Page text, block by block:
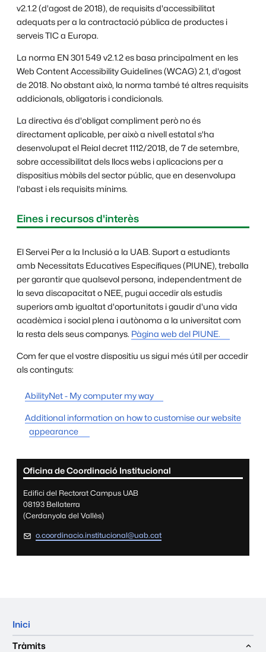
v2.1.2 (d'agost de 2018), de requisits d'accessibilitat
adequats per a la contractació pública de productes i
serveis TIC a Europa.
La norma EN 301 549 v2.1.2 es basa principalment en les
Web Content Accessibility Guidelines (WCAG) 2.1, d'agost
de 2018. No obstant això, la norma també té altres requisits
addicionals, obligatoris i condicionals.
La directiva és d'obligat compliment però no és
directament aplicable, per això a nivell estatal s'ha
desenvolupat el Reial decret 1112/2018, de 7 de setembre,
sobre accessibilitat dels llocs webs i aplicacions per a
dispositius mòbils del sector públic, que en desenvolupa
l'abast i els requisits mínims.
Eines i recursos d'interès
El Servei Per a la Inclusió a la UAB. Suport a estudiants
amb Necessitats Educatives Específiques (PIUNE), treballa
per garantir que qualsevol persona, independentment de
la seva discapacitat o NEE, pugui accedir als estudis
superiors amb igualtat d'oportunitats i gaudir d'una vida
acadèmica i social plena i autònoma a la universitat com
la resta dels seus companys. Pàgina web del PIUNE.
Com fer que el vostre dispositiu us sigui més útil per accedir
als continguts:
AbilityNet - My computer my way
Additional information on how to customise our website
appearance
Oficina de Coordinació Institucional
Edifici del Rectorat Campus UAB
08193 Bellaterra
(Cerdanyola del Vallès)
o.coordinacio.institucional@uab.cat
Mapa del web
Inici
Tràmits